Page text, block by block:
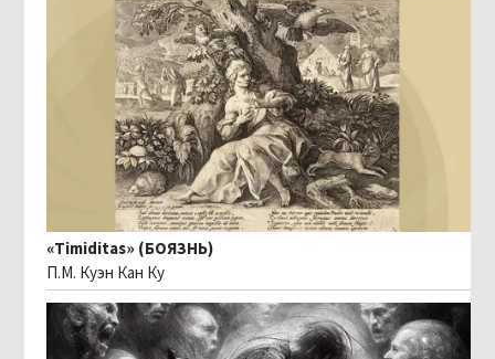
«Timiditas» (БОЯЗНЬ)
П.М. Куэн Кан Ку